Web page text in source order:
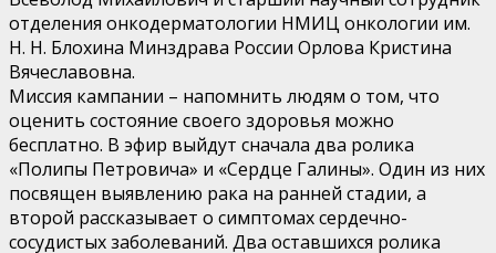
отделения онкодерматологии НМИЦ онкологии им.
Н. Н. Блохина Минздрава России Орлова Кристина
Вячеславовна.
Миссия кампании – напомнить людям о том, что
оценить состояние своего здоровья можно
бесплатно. В эфир выйдут сначала два ролика
«Полипы Петровича» и «Сердце Галины». Один из них
посвящен выявлению рака на ранней стадии, а
второй рассказывает о симптомах сердечно-
сосудистых заболеваний. Два оставшихся ролика